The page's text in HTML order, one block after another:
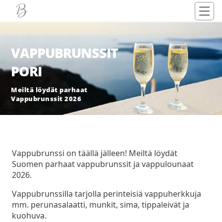
VAPPUBRUNSSIT
PORI
Meiltä löydät parhaat
Vappubrunssit 2026
Vappubrunssi on täällä jälleen! Meiltä löydät
Suomen parhaat vappubrunssit ja vappulounaat
2026.
Vappubrunssilla tarjolla perinteisiä vappuherkkuja
mm. perunasalaatti, munkit, sima, tippaleivät ja
kuohuva.